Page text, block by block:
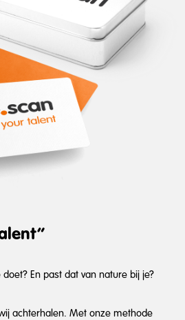
En past dat van nature bij je?
achterhalen. Met onze methode